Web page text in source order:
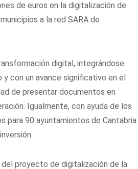
de euros en la digitalización de
a la red SARA de
digital, integrándose
con un avance significativo en el
de presentar documentos en
Igualmente, con ayuda de los
para 90 ayuntamientos de Cantabria.
proyecto de digitalización de la